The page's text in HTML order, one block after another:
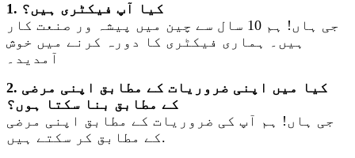
1. کیا آپ فیکٹری ہیں؟
جی ہاں! ہم 10 سال سے چین میں پیشہ ور صنعت کار
ہیں۔ ہماری فیکٹری کا دورہ کرنے میں خوش
آمدید۔
2. کیا میں اپنی ضروریات کے مطابق اپنی مرضی
کے مطابق بنا سکتا ہوں؟
جی ہاں! ہم آپ کی ضروریات کے مطابق اپنی مرضی
کے مطابق کر سکتے ہیں.